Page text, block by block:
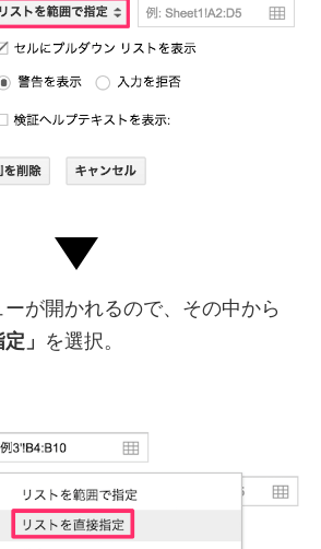
が開かれるので、その中から
」 を選択。